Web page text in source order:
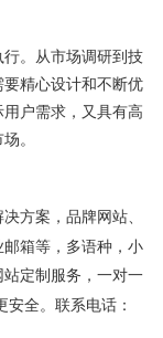
。从市场调研到技
精心设计和不断优
户需求，又具有高
。
方案，品牌网站、
箱等，多语种，小
站定制服务， 一对一
安全。联系电话：